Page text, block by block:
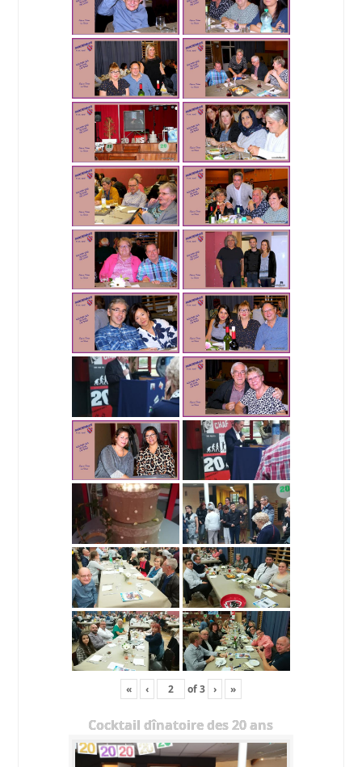
« ‹ of3 › »
Cocktail dînatoire des 20 ans